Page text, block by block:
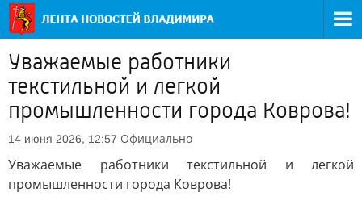
Уважаемые работники
текстильной и легкой
промышленности города Коврова!
14 июня 2026, 12:57 Официально
Уважаемые работники текстильной и легкой
промышленности города Коврова!